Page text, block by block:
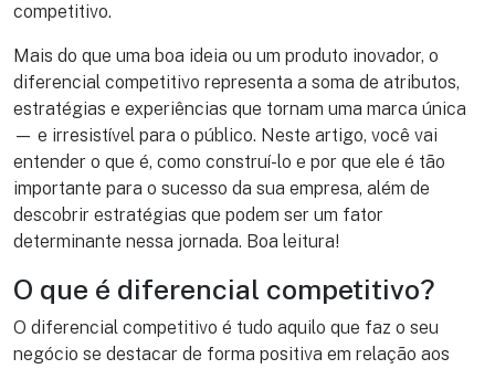
competitivo.
Mais do que uma boa ideia ou um produto inovador, o
diferencial competitivo representa a soma de atributos,
estratégias e experiências que tornam uma marca única
— e irresistível para o público. Neste artigo, você vai
entender o que é, como construí-lo e por que ele é tão
importante para o sucesso da sua empresa, além de
descobrir estratégias que podem ser um fator
determinante nessa jornada. Boa leitura!
O que é diferencial competitivo?
O diferencial competitivo é tudo aquilo que faz o seu
negócio se destacar de forma positiva em relação aos